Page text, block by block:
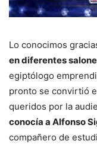
Lo conocimos
en diferentes
egiptólogo
pronto se convirtió
queridos por la
conocía a Alfonso
compañero de